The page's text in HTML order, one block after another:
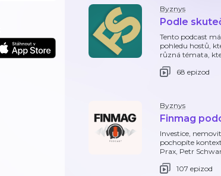
Byznys
Podle
Tento podcast
pohledu hostů,
různá témata,
68 epizod
Byznys
Finmag
Investice,
pochopíte
Prax, Petr
107 epizod